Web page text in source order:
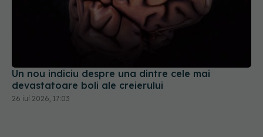
Un nou indiciu despre una dintre cele mai